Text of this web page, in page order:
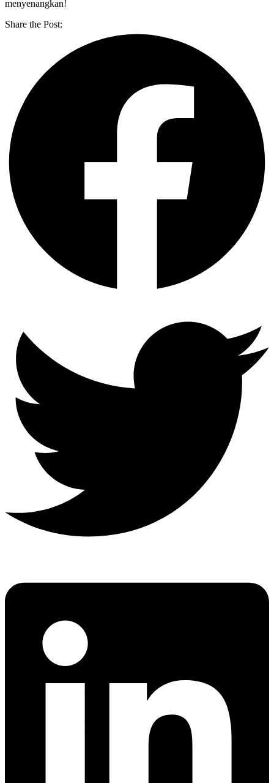
menyenangkan!
Share the Post: